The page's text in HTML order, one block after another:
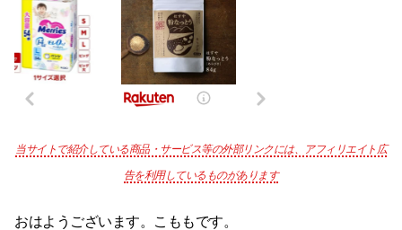
当サイトで紹介している商品・サービス等の外部リンクには、アフィリエイト広
告を利用しているものがあります
おはようございます。こももです。